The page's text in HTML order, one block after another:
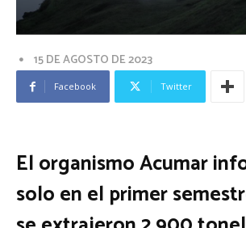
15 DE AGOSTO DE 2023
Facebook Twitter
El organismo Acumar
solo en el primer